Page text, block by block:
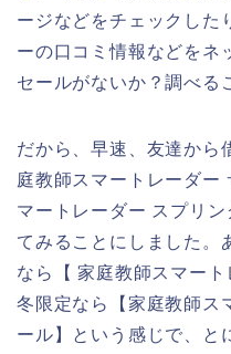
ージなどをチェックした
ーの口コミ情報などをネ
セールがないか？調べる
だから、早速、友達から
庭教師スマートレーダー
マートレーダー スプリ
てみることにしました。
なら【 家庭教師スマート
冬限定なら【家庭教師ス
ール】という感じで、と